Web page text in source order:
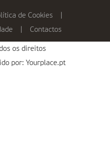
de Cookies
Contactos
os direitos
por: Yourplace.pt